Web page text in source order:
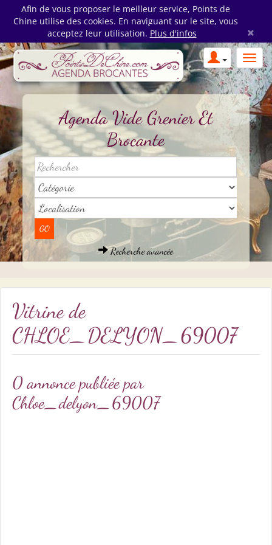
Afin de vous proposer le meilleur service, Points de
Chine utilise des cookies. En naviguant sur le site, vous
acceptez leur utilisation. Plus d'infos ×
Agenda Vide Grenier Et
Brocante
Recherche avancée
Vitrine de
CHLOE_DELYON_69007
0 annonce publiée par
Chloe_delyon_69007